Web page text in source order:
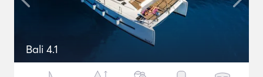
Bali 4.1